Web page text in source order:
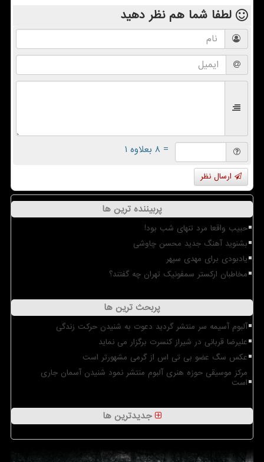
لطفا شما همنظر دهید
= ۸ بعلاوه ۱
ارسال نظر
پربیننده ترین ها
حبیب واقعا مرد تنهای شب بود!
بشنوید آهنگ جدید محسن چاوشی
یادبودی برای مهدی سپهر
مخاطبان ارکستر سمفونیک تهران چه گفتند؟
پربحث ترین ها
آلبوم آسیمه سر منتشر گردید دعوت به شنیدن حرکت زندگی
علیرضا قربانی در شیراز کنسرت برگزار می نماید
عکس سگ عضو بی تی اس از گرمی مشهورتر است
مرکز موسیقی حوزه هنری آلبوم منتشر نمود شنیدن آسمان جاری
است
جدیدترین ها